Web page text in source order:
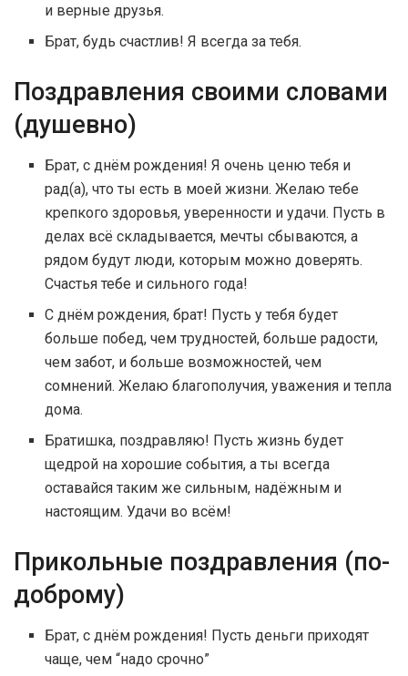
и верные друзья.
Брат, будь счастлив! Я всегда за тебя.
Поздравления своими словами
(душевно)
Брат, с днём рождения! Я очень ценю тебя и
рад(а), что ты есть в моей жизни. Желаю тебе
крепкого здоровья, уверенности и удачи. Пусть в
делах всё складывается, мечты сбываются, а
рядом будут люди, которым можно доверять.
Счастья тебе и сильного года!
С днём рождения, брат! Пусть у тебя будет
больше побед, чем трудностей, больше радости,
чем забот, и больше возможностей, чем
сомнений. Желаю благополучия, уважения и тепла
дома.
Братишка, поздравляю! Пусть жизнь будет
щедрой на хорошие события, а ты всегда
оставайся таким же сильным, надёжным и
настоящим. Удачи во всём!
Прикольные поздравления (по-
доброму)
Брат, с днём рождения! Пусть деньги приходят
чаще, чем “надо срочно”